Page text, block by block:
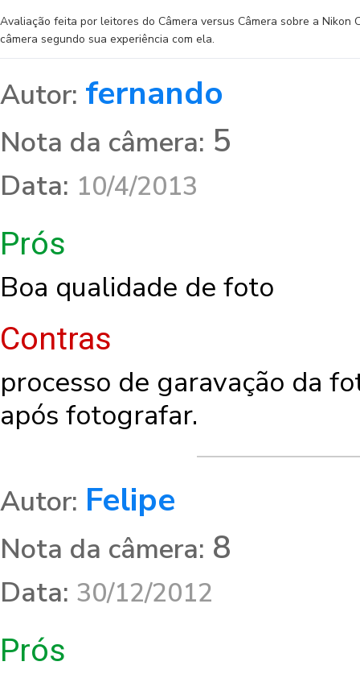
Avaliação feita por leitores do Câmera versus Câmera sobre a Nikon
câmera segundo sua experiência com ela.
Autor: fernando
Nota da câmera: 5
Data: 10/4/2013
Prós
Boa qualidade de foto
Contras
processo de garavação da
após fotografar.
Autor: Felipe
Nota da câmera: 8
Data: 30/12/2012
Prós